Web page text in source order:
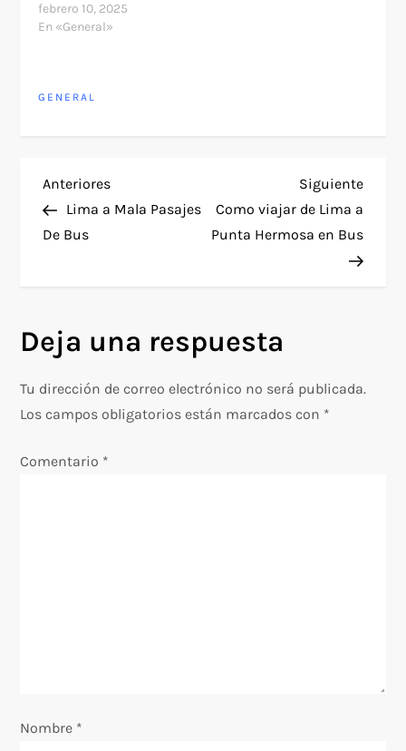
febrero 10, 2025
En «General»
GENERAL
N
a
g
a
Entrada
anterior
Anteriores
Lima a Mala Pasajes
De Bus
Siguiente
Como viajar de Lima a
Punta Hermosa en Bus
Deja una respuesta
Tu dirección de correo electrónico no será publicada.
Los campos obligatorios están marcados con *
Comentario *
Nombre *